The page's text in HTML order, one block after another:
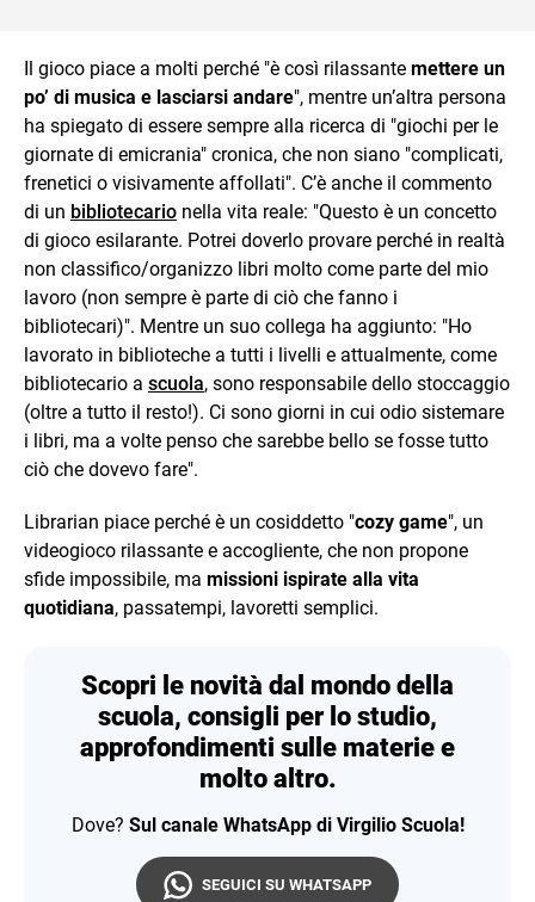
Il gioco piace a molti perché "è così rilassante mettere un
po’ di musica e lasciarsi andare", mentre un’altra persona
ha spiegato di essere sempre alla ricerca di "giochi per le
giornate di emicrania" cronica, che non siano "complicati,
frenetici o visivamente affollati". C’è anche il commento
di un bibliotecario nella vita reale: "Questo è un concetto
di gioco esilarante. Potrei doverlo provare perché in realtà
non classifico/organizzo libri molto come parte del mio
lavoro (non sempre è parte di ciò che fanno i
bibliotecari)". Mentre un suo collega ha aggiunto: "Ho
lavorato in biblioteche a tutti i livelli e attualmente, come
bibliotecario a scuola, sono responsabile dello stoccaggio
(oltre a tutto il resto!). Ci sono giorni in cui odio sistemare
i libri, ma a volte penso che sarebbe bello se fosse tutto
ciò che dovevo fare".
Librarian piace perché è un cosiddetto "cozy game", un
videogioco rilassante e accogliente, che non propone
sfide impossibile, ma missioni ispirate alla vita
quotidiana, passatempi, lavoretti semplici.
Scopri le novità dal mondo della
scuola, consigli per lo studio,
approfondimenti sulle materie e
molto altro.
Dove? Sul canale WhatsApp di Virgilio Scuola!
SEGUICI SU WHATSAPP